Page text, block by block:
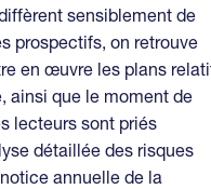
sensiblement de
prospectifs, on retrouve
en œuvre les plans
ainsi que le moment de
lecteurs sont priés
détaillée des risques
annuelle de la